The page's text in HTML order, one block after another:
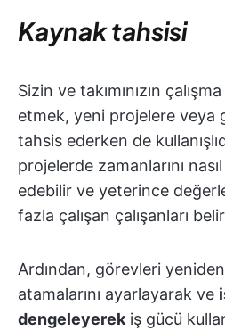
Kaynak tahsisi
Sizin ve takımınızın
etmek, yeni projelere veya
tahsis ederken de
projelerde zamanlarını
edebilir ve yeterince
fazla çalışan çalışanları
Ardından, görevleri
atamalarını ayarlayarak ve
dengeleyerek iş gücü